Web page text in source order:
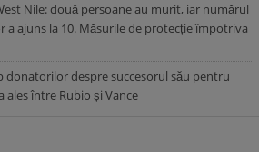
Nile: două persoane au murit, iar numărul
a ajuns la 10. Măsurile de protecție împotriva
donatorilor despre succesorul său pentru
ales între Rubio și Vance